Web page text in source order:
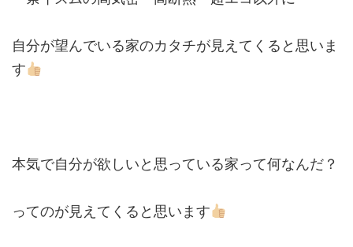
自分が望んでいる家のカタチが見えてくると思いま
す
本気で自分が欲しいと思っている家って何なんだ？
ってのが見えてくると思います